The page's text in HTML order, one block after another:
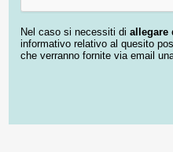
Nel caso si necessiti di allegare
informativo relativo al quesito
che verranno fornite via email